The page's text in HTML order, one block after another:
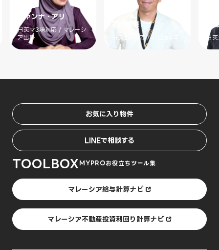
ジャンナ・アリ
日英マ3語対応 / マレーシ
ア出身
石川博章
日英2語対応 / 在住歴4年
斉
日
お気に入り物件
LINEで相談する
MYPROお役立ちツール集
TOOLBOX
マレーシア給与計算ナビ
マレーシア不動産投資利回り計算ナビ